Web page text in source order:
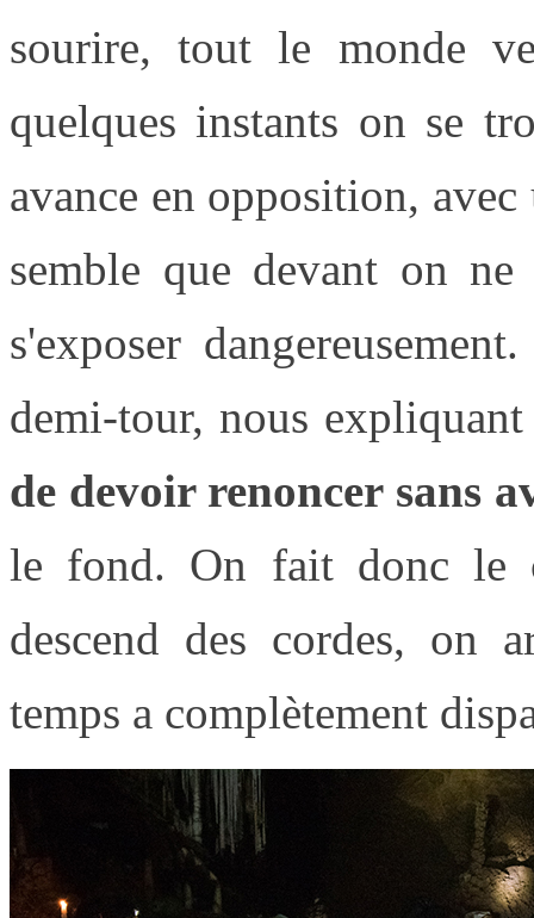
sourire, tout le monde
quelques instants on se
avance en opposition,
semble que devant on
s'exposer
demi-tour, nous
de devoir renoncer sans
le fond. On fait donc le
descend des cordes, on
temps a complètement